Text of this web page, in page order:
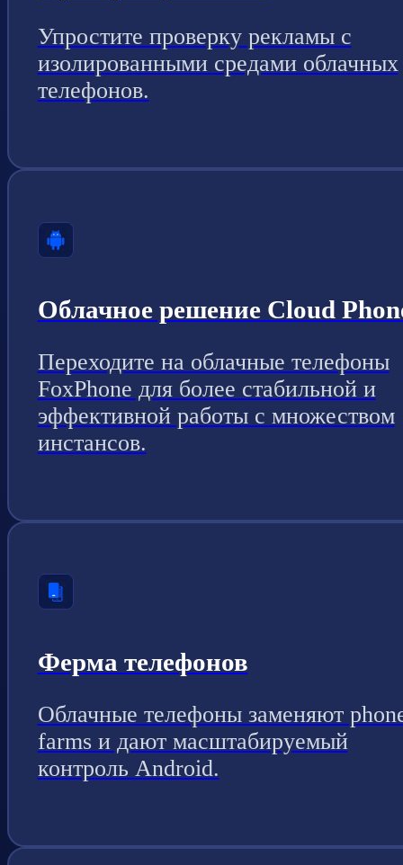
Упростите проверку рекламы с
изолированными средами облачных
телефонов.
Облачное решение Cloud
Переходите на облачные телефоны
FoxPhone для более стабильной и
эффективной работы с множеством
инстансов.
Ферма телефонов
Облачные телефоны заменяют
farms и дают масштабируемый
контроль Android.